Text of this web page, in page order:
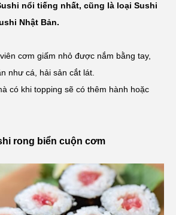
nổi tiếng nhất, cũng là loại Sushi
Nhật Bản.
cơm giấm nhỏ được nắm bằng tay,
như cá, hải sản cắt lát.
có khi topping sẽ có thêm hành hoặc
rong biển cuộn cơm